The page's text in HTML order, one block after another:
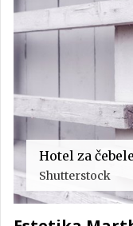
Hotel za
Shutterstock